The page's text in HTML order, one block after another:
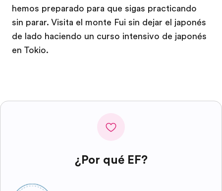
hemos preparado para que sigas practicando
sin parar. Visita el monte Fui sin dejar el japonés
de lado haciendo un curso intensivo de japonés
en Tokio.
¿Por qué EF?